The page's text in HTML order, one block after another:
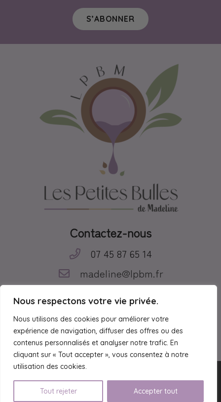
Nous respectons votre vie privée.
Nous utilisons des cookies pour améliorer votre
expérience de navigation, diffuser des offres ou des
contenus personnalisés et analyser notre trafic. En
cliquant sur « Tout accepter », vous consentez à notre
utilisation des cookies.
Tout rejeter Accepter tout
S’ABONNER
Contactez-nous
07 45 87 65 14
madeline@lpbm.fr
Suivez-nous
© Les Petites Bulles de Madeline |Mentions légales
| Conditions générales de vente